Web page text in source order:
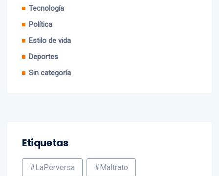
Tecnología
Política
Estilo de vida
Deportes
Sin categoría
Etiquetas
#LaPerversa #Maltrato